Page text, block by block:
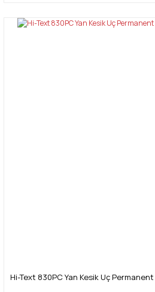
Hi-Text 830PC Yan Kesik Uç Permanent